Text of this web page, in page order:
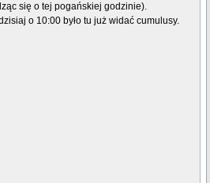
się o tej pogańskiej godzinie).
o 10:00 było tu już widać cumulusy.